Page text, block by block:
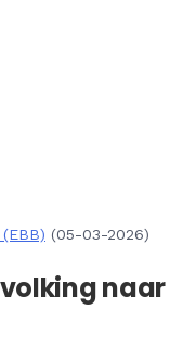
(05-03-2026)
naar